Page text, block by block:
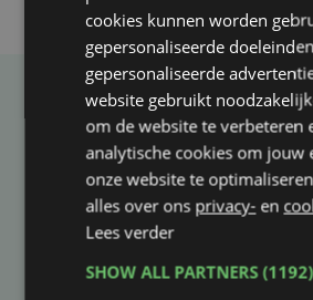
Taalfout
Heb je een taal- of schrijffout
artikel?
cookies kunnen worden
gepersonaliseerde
gepersonaliseerde
website gebruikt
om de website te verbeteren
analytische cookies om jouw
onze website te
alles over ons privacy- en
Lees verder
SHOW ALL PARTNERS